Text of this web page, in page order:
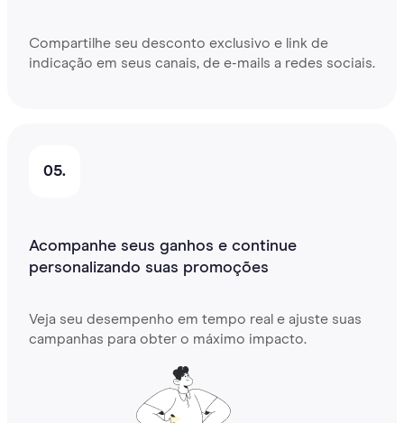
Compartilhe seu desconto exclusivo e link de
indicação em seus canais, de e-mails a redes sociais.
05.
Acompanhe seus ganhos e continue
personalizando suas promoções
Veja seu desempenho em tempo real e ajuste suas
campanhas para obter o máximo impacto.